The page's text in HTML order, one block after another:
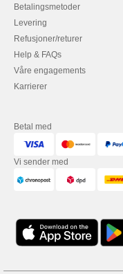
Betalingsmetoder
Levering
Refusjoner/returer
Help & FAQs
Våre engagements
Karrierer
Betal med
Vi sender med